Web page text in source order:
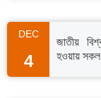
DEC
4
জাতীয়
হওয়ায় সকল